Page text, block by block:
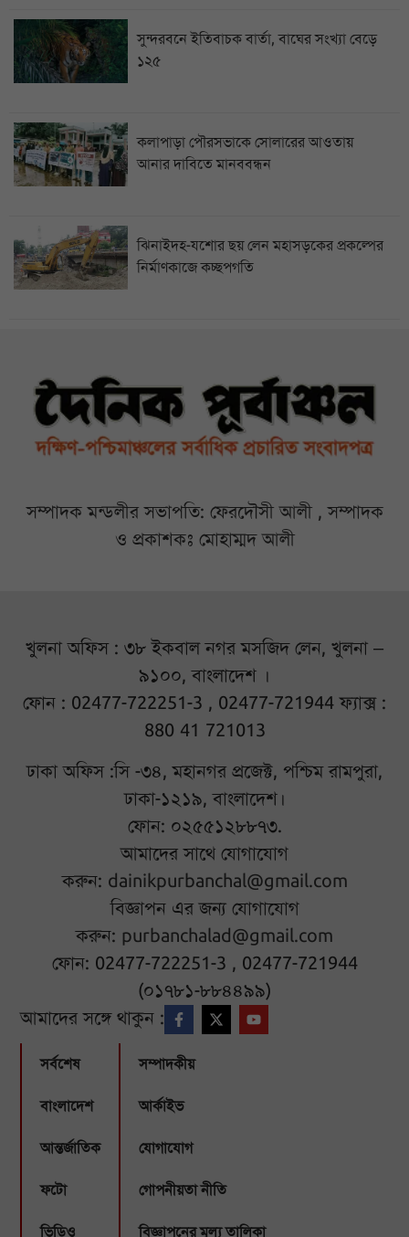
সুন্দরবনে ইতিবাচক বার্তা, বাঘের সংখ্যা বেড়ে
১২৫
কলাপাড়া পৌরসভাকে সোলারের আওতায়
আনার দাবিতে মানববন্ধন
ঝিনাইদহ-যশোর ছয় লেন মহাসড়কের প্রকল্পের
নির্মাণকাজে কচ্ছপগতি
সম্পাদক মন্ডলীর সভাপতি: ফেরদৌসী আলী , সম্পাদক
ও প্রকাশকঃ মোহাম্মদ আলী
খুলনা অফিস : ৩৮ ইকবাল নগর মসজিদ লেন, খুলনা –
৯১০০, বাংলাদেশ ।
ফোন : 02477-722251-3 , 02477-721944 ফ্যাক্স :
880 41 721013
ঢাকা অফিস :সি -৩৪, মহানগর প্রজেক্ট, পশ্চিম রামপুরা,
ঢাকা-১২১৯, বাংলাদেশ।
ফোন: ০২৫৫১২৮৮৭৩.
আমাদের সাথে যোগাযোগ
করুন: dainikpurbanchal@gmail.com
বিজ্ঞাপন এর জন্য যোগাযোগ
করুন: purbanchalad@gmail.com
ফোন: 02477-722251-3 , 02477-721944
(০১৭৮১-৮৮৪৪৯৯)
আমাদের সঙ্গে থাকুন :
সর্বশেষ
বাংলাদেশ
আন্তর্জাতিক
ফটো
ভিডিও
সম্পাদকীয়
আর্কাইভ
যোগাযোগ
গোপনীয়তা নীতি
বিজ্ঞাপনের মূল্য তালিকা